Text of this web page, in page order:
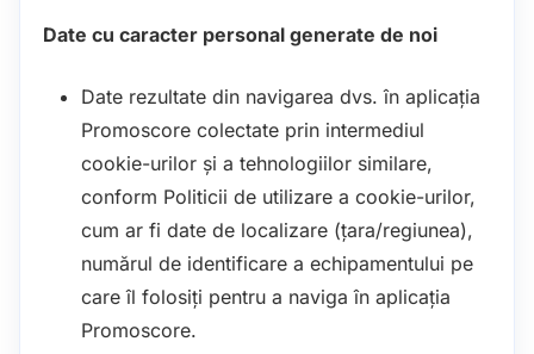
Date cu caracter personal generate de noi
Date rezultate din navigarea dvs. în aplicația
Promoscore colectate prin intermediul
cookie-urilor și a tehnologiilor similare,
conform Politicii de utilizare a cookie-urilor,
cum ar fi date de localizare (țara/regiunea),
numărul de identificare a echipamentului pe
care îl folosiți pentru a naviga în aplicația
Promoscore.